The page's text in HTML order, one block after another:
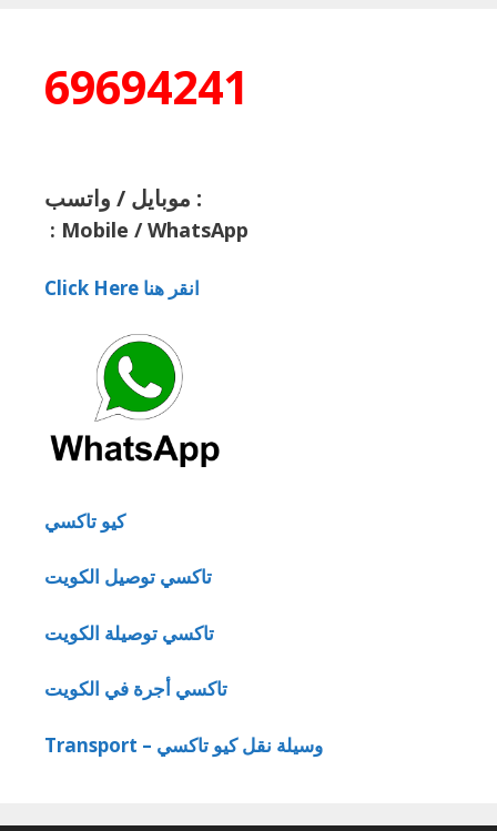
69694241
موبايل / واتسب :
: Mobile / WhatsApp
Click Here انقر هنا
كيو تاكسي
تاكسي توصيل الكويت
تاكسي توصيلة الكويت
تاكسي أجرة في الكويت
Transport – وسيلة نقل كيو تاكسي